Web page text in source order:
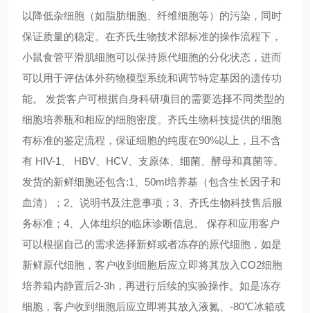
以降低杂细胞（如脂肪细胞、纤维细胞等）的污染，同时
保证质量的稳定。在齐氏生物技术部标准的操作流程下，
小鼠食管平滑肌细胞可以保持原代细胞的分化状态，进而
可以用于评估体外药物模型系统和调节特定基因的遗传功
能。 发货客户可根据自身科研项目的需要选择不同类型的
细胞培养瓶和相应的细胞密度。齐氏生物科技提供的细胞
有标准的鉴定流程，保证细胞的纯度在90%以上，且不含
有 HIV-1、 HBV、HCV、支原体、细菌、酵母和真菌等。
发货的新鲜细胞还包含:1、50ml培养基（包含生长因子和
血清）；2、说明书及注意事项；3、齐氏生物科技售后服
务标准；4、人体组织的临床诊断信息。 保存和应用客户
可以根据自己的需求选择新鲜或者冻存的原代细胞，如是
新鲜原代细胞，客户收到细胞后应立即将其放入CO2细胞
培养箱内静置后2-3h，再进行后续的实验操作。如是冻存
细胞，客户收到细胞后应立即将其放入液氮、-80℃冰箱或